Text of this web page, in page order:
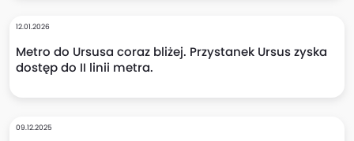
12.01.2026
Metro do Ursusa coraz bliżej. Przystanek Ursus zyska
dostęp do II linii metra.
09.12.2025